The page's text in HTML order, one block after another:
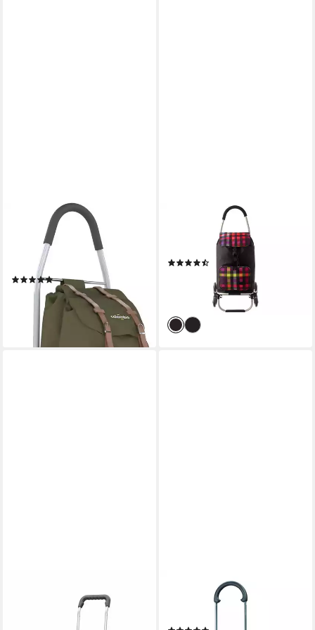
Einkaufstrolley Rasant, 50 l,
wasserdichte Tasche aus
Polyester
(1)
57,49 € UVP 69,99 €
lieferbar - in 3-4 Werktagen bei dir
Einkaufstrolley Einkaufstrolley
ER3, 43 l, Treppensteiger
99,95 €
lieferbar - in 4-5 Werktagen bei dir
Einkaufstrolley Royal
Shopper®, MADE IN
Einkaufstrolley Scala Shopper
Ole, MADE IN GERMANY, 41 l